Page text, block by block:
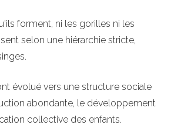
forment, ni les gorilles ni les
selon une hiérarchie stricte,
évolué vers une structure sociale
abondante, le développement
collective des enfants.